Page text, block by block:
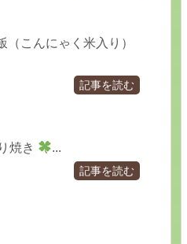
こんにゃく米入り）
記事を読む
焼き ...
記事を読む